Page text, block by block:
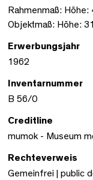
Rahmenmaß:
Objektmaß: Höhe:
Erwerbungsjahr
1962
Inventarnummer
B 56/0
Creditline
mumok - Museum
Rechteverweis
Gemeinfrei | public